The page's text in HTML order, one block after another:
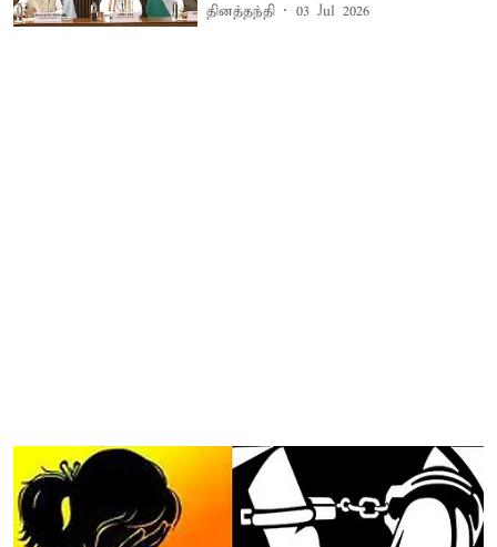
தினத்தந்தி 03 Jul 2026